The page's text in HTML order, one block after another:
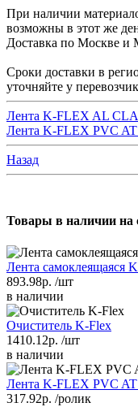
При наличии
возможны в этот же
Доставка по Москве и
Сроки доставки в
уточняйте у
Лента K-FLEX AL
Лента K-FLEX PVC
Назад
Товары в наличии на
Лента самоклеящаяся
893.98р. /шт
в наличии
Очиститель K-Flex
1410.12р. /шт
в наличии
Лента K-FLEX PVC
317.92р. /ролик